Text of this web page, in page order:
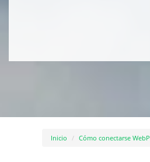
Inicio Cómo conectarse WebP